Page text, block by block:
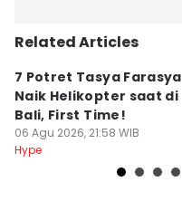
Related Articles
7 Potret Tasya Farasya
Naik Helikopter saat di
Bali, First Time!
06 Agu 2026, 21:58 WIB
Hype